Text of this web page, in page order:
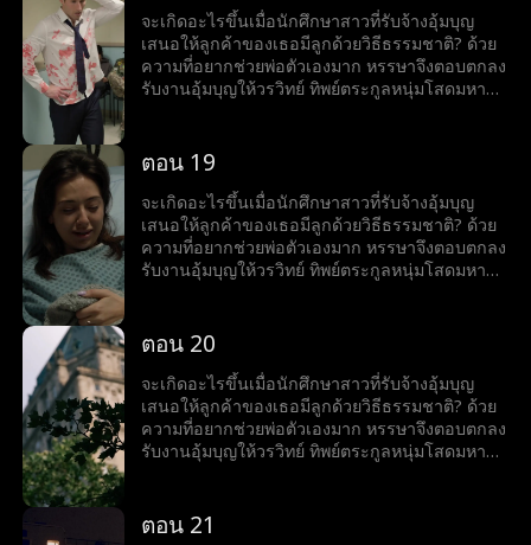
รวิทย์รู้สึกเหมือนกันหรือเปล่า?
จะเกิดอะไรขึ้นเมื่อนักศึกษาสาวที่รับจ้างอุ้มบุญ
เสนอให้ลูกค้าของเธอมีลูกด้วยวิธีธรรมชาติ? ด้วย
ความที่อยากช่วยพ่อตัวเองมาก หรรษาจึงตอบตกลง
รับงานอุ้มบุญให้วรวิทย์ ทิพย์ตระกูลหนุ่มโสดมหา
เลือนลาง หรรษาก็พบว่าตัวเองไม่อาจต้านทาน
รวิทย์รู้สึกเหมือนกันหรือเปล่า?
ตอน 19
จะเกิดอะไรขึ้นเมื่อนักศึกษาสาวที่รับจ้างอุ้มบุญ
เสนอให้ลูกค้าของเธอมีลูกด้วยวิธีธรรมชาติ? ด้วย
ความที่อยากช่วยพ่อตัวเองมาก หรรษาจึงตอบตกลง
รับงานอุ้มบุญให้วรวิทย์ ทิพย์ตระกูลหนุ่มโสดมหา
เลือนลาง หรรษาก็พบว่าตัวเองไม่อาจต้านทาน
รวิทย์รู้สึกเหมือนกันหรือเปล่า?
ตอน 20
จะเกิดอะไรขึ้นเมื่อนักศึกษาสาวที่รับจ้างอุ้มบุญ
เสนอให้ลูกค้าของเธอมีลูกด้วยวิธีธรรมชาติ? ด้วย
ความที่อยากช่วยพ่อตัวเองมาก หรรษาจึงตอบตกลง
รับงานอุ้มบุญให้วรวิทย์ ทิพย์ตระกูลหนุ่มโสดมหา
เลือนลาง หรรษาก็พบว่าตัวเองไม่อาจต้านทาน
ตอน 21